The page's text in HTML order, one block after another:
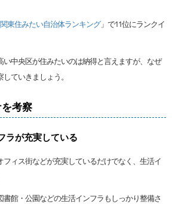
東住みたい自治体ランキング」で11位にランクイ
中央区が住みたいのは納得と言えますが、なぜ
ていきましょう。
考察
ラが充実している
ィス街などが充実しているだけでなく、生活イ
館・公園などの生活インフラもしっかり整備さ